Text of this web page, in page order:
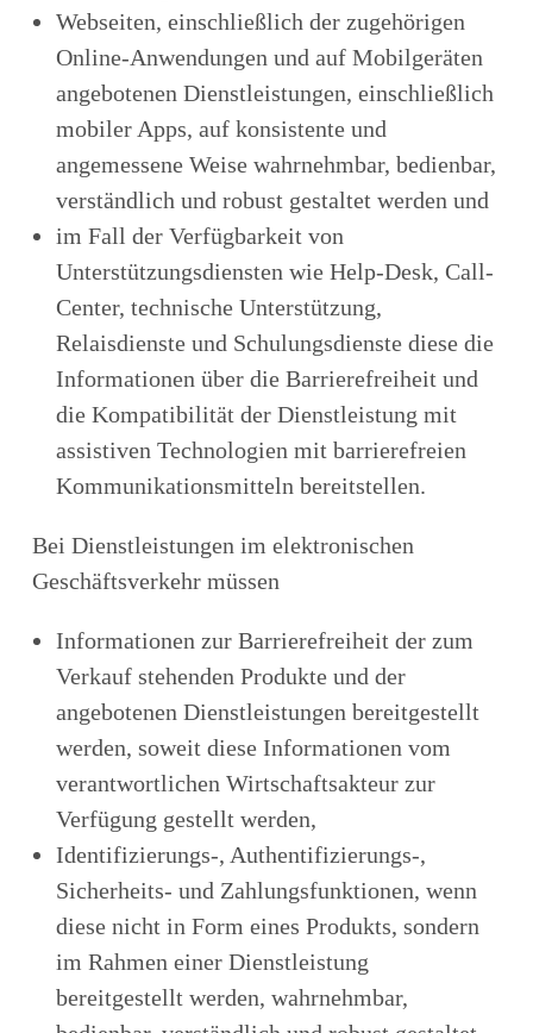
Webseiten, einschließlich der zugehörigen
Online-Anwendungen und auf Mobilgeräten
angebotenen Dienstleistungen, einschließlich
mobiler Apps, auf konsistente und
angemessene Weise wahrnehmbar, bedienbar,
verständlich und robust gestaltet werden und
im Fall der Verfügbarkeit von
Unterstützungsdiensten wie Help-Desk, Call-
Center, technische Unterstützung,
Relaisdienste und Schulungsdienste diese die
Informationen über die Barrierefreiheit und
die Kompatibilität der Dienstleistung mit
assistiven Technologien mit barrierefreien
Kommunikationsmitteln bereitstellen.
Bei Dienstleistungen im elektronischen
Geschäftsverkehr müssen
Informationen zur Barrierefreiheit der zum
Verkauf stehenden Produkte und der
angebotenen Dienstleistungen bereitgestellt
werden, soweit diese Informationen vom
verantwortlichen Wirtschaftsakteur zur
Verfügung gestellt werden,
Identifizierungs-, Authentifizierungs-,
Sicherheits- und Zahlungsfunktionen, wenn
diese nicht in Form eines Produkts, sondern
im Rahmen einer Dienstleistung
bereitgestellt werden, wahrnehmbar,